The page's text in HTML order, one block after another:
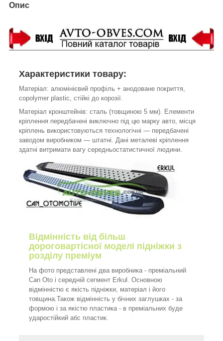
Опис
Характеристики товару:
Матеріал: алюмінієвий профіль + анодоване покриття,
copolymer plastic, стійкі до корозії.
Матеріал кронштейнів: сталь (товщиною 5 мм). Елементи
кріплення передбачені виключно під цю марку авто, місця
кріплень використовуються технологічні ― передбачені
заводом виробником ― штатні. Дані металеві кріплення
здатні витримати вагу середньостатистичної людини.
Відмінність від більш
дороговартісної моделі підніжки з
розділу преміум
На фото представлені два виробника - преміальний
Can Oto і середній сегмент Erkul. Основною
відмінністю є якість підніжки, матеріал і його
товщина.Також відмінність у бічних заглушках - за
формою і за якістю пластика - в преміальних буде
ударостійкий абс пластик.